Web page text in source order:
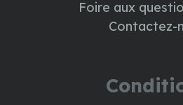
Foire aux
Contactez-